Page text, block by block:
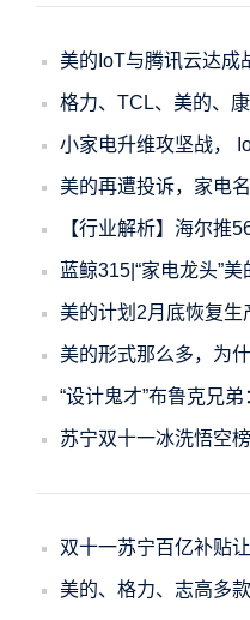
美的IoT与腾讯云达成
格力、TCL、美的、
小家电升维攻坚战，
美的再遭投诉，家电
【行业解析】海尔推
蓝鲸315|“家电龙头”
美的计划2月底恢复生
美的形式那么多，为
“设计鬼才”布鲁克兄
苏宁双十一冰洗悟空
双十一苏宁百亿补贴
美的、格力、志高多